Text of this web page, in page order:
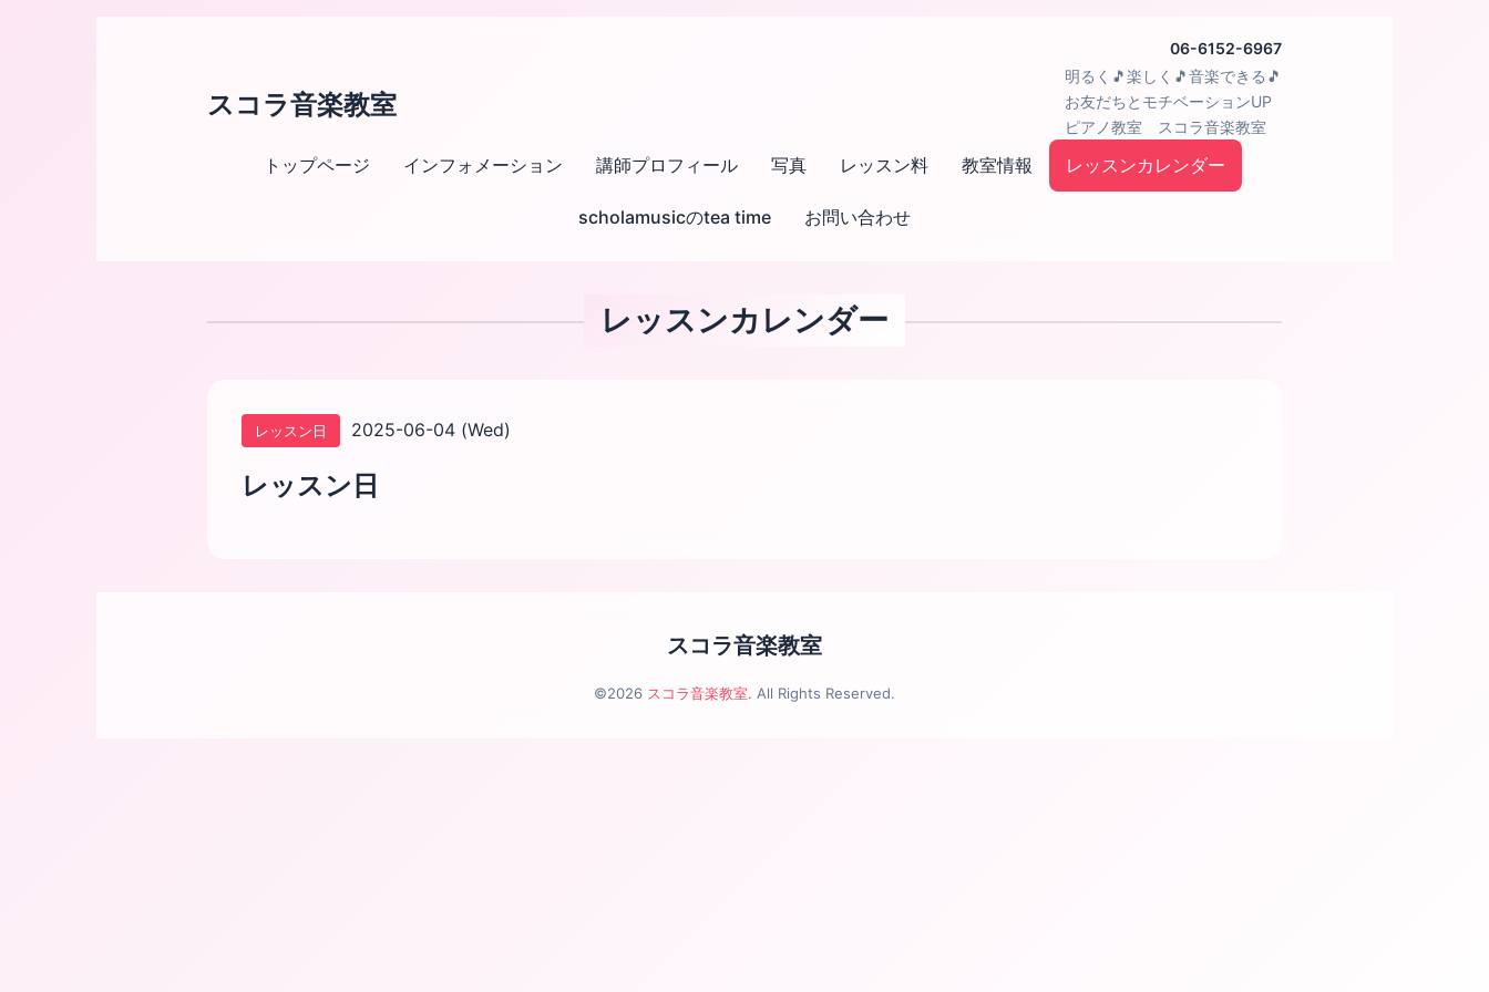
06-6152-6967
スコラ音楽教室
明るく🎵楽しく🎵音楽できる🎵
お友だちとモチベーションUP
ピアノ教室 スコラ音楽教室
トップページ インフォメーション 講師プロフィール 写真 レッスン料 教室情報 レッスンカレンダー
scholamusicのtea time お問い合わせ
レッスンカレンダー
レッスン日 2025-06-04 (Wed)
レッスン日
スコラ音楽教室
©2026 スコラ音楽教室. All Rights Reserved.